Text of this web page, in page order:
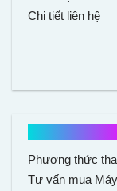
Chi tiết liên hệ
Phương thức
Tư vấn mua